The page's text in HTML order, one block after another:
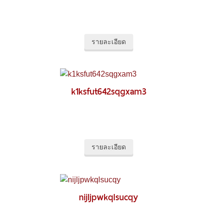
รายละเอียด
k1ksfut642sqgxam3
รายละเอียด
nijljpwkqlsucqy